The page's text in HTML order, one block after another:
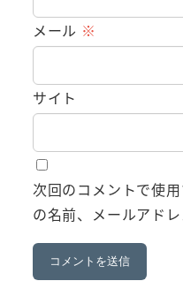
メール ※
サイト
次回のコメントで使
の名前、メールアド